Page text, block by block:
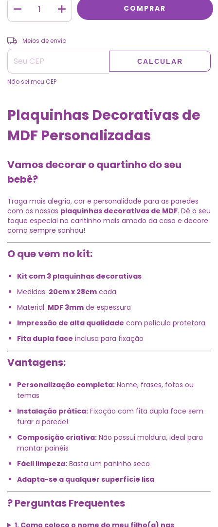
Entregas para o CEP:
Meios de envio
CALCULAR
Não sei meu CEP
Plaquinhas Decorativas de
MDF Personalizadas
Vamos decorar o quartinho do seu
bebê?
Traga mais alegria, cor e personalidade para as paredes
com as nossas plaquinhas decorativas de MDF. Dê o seu
toque especial no cantinho mais amado da casa e decore
como sempre sonhou!
O que vem no kit:
Kit com 3 plaquinhas decorativas
Medidas: 20cm x 28cm cada
Material: MDF 3mm de espessura
Impressão de alta qualidade com película protetora
Fita dupla face inclusa para fixação
Vantagens:
Personalização completa: Nome, frases, fotos ou
temas
Instalação prática: Fixação com fita dupla face sem
furar a parede!
Composição criativa: Não possui moldura, ideal para
montar painéis
Fácil limpeza: Basta um paninho seco
Adapta-se a qualquer superfície lisa
? Perguntas Frequentes
1. Como coloco o nome do meu filho(a) nas